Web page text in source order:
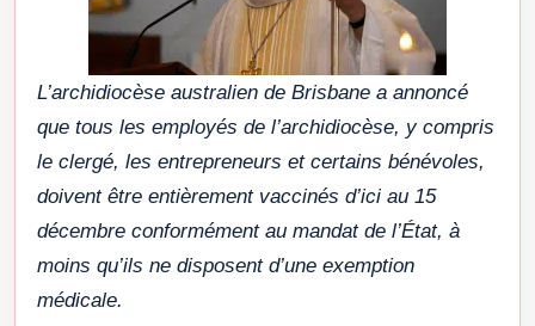
L’archidiocèse australien de Brisbane a annoncé
que tous les employés de l’archidiocèse, y compris
le clergé, les entrepreneurs et certains bénévoles,
doivent être entièrement vaccinés d’ici au 15
décembre conformément au mandat de l’État, à
moins qu’ils ne disposent d’une exemption
médicale.